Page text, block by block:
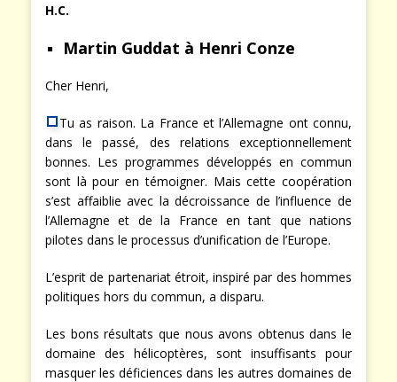
H.C.
Martin Guddat à Henri Conze
Cher Henri,
Tu as raison. La France et l’Allemagne ont
connu, dans le passé, des relations
exceptionnellement bonnes. Les programmes
développés en commun sont là pour en témoigner.
Mais cette coopération s’est affaiblie avec la
décroissance de l’influence de l’Allemagne et de la
France en tant que nations pilotes dans le processus
L’esprit de partenariat étroit, inspiré par des hommes
Les bons résultats que nous avons obtenus dans le
domaine des hélicoptères, sont insuffisants pour